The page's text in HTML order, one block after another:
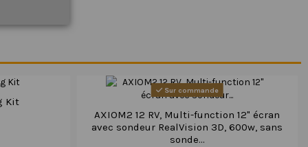
Kit
Sur commande
AXIOM2 12 RV, Multi-function 12" écran
avec sondeur RealVision 3D, 600w, sans
sonde...